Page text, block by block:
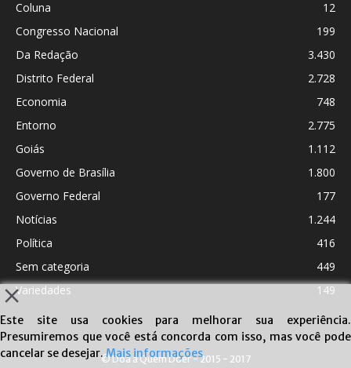
Coluna
12
Congresso Nacional
199
Da Redação
3.430
Distrito Federal
2.728
Economia
748
Entorno
2.775
Goiás
1.112
Governo de Brasília
1.800
Governo Federal
177
Notícias
1.244
Política
416
Sem categoria
449
Variedades
149
© Doa a Quem Doer - 2015 - 2017
Este site usa cookies para melhorar sua experiência.
Presumiremos que você está concorda com isso, mas você pode
cancelar se desejar.Mais informações